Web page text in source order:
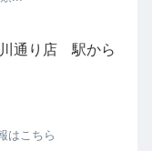
通り店 駅から
はこちら